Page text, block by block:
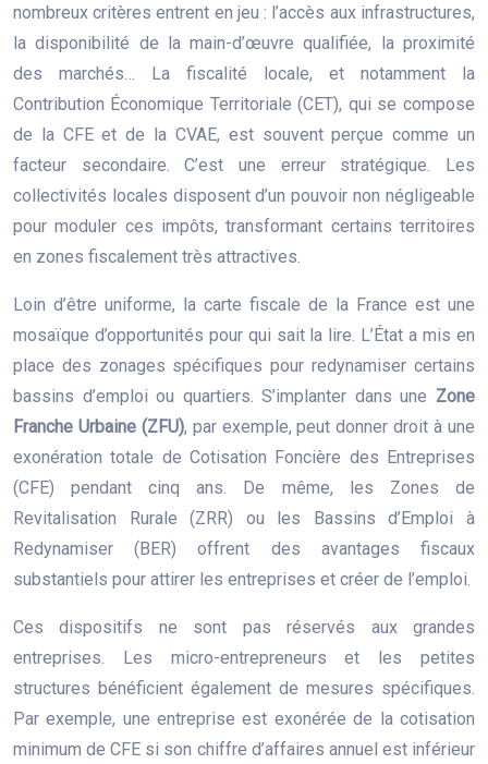
nombreux critères entrent en jeu : l’accès aux infrastructures,
la disponibilité de la main-d’œuvre qualifiée, la proximité
des marchés… La fiscalité locale, et notamment la
Contribution Économique Territoriale (CET), qui se compose
de la CFE et de la CVAE, est souvent perçue comme un
facteur secondaire. C’est une erreur stratégique. Les
collectivités locales disposent d’un pouvoir non négligeable
pour moduler ces impôts, transformant certains territoires
en zones fiscalement très attractives.
Loin d’être uniforme, la carte fiscale de la France est une
mosaïque d’opportunités pour qui sait la lire. L’État a mis en
place des zonages spécifiques pour redynamiser certains
bassins d’emploi ou quartiers. S’implanter dans une Zone
Franche Urbaine (ZFU), par exemple, peut donner droit à une
exonération totale de Cotisation Foncière des Entreprises
(CFE) pendant cinq ans. De même, les Zones de
Revitalisation Rurale (ZRR) ou les Bassins d’Emploi à
Redynamiser (BER) offrent des avantages fiscaux
substantiels pour attirer les entreprises et créer de l’emploi.
Ces dispositifs ne sont pas réservés aux grandes
entreprises. Les micro-entrepreneurs et les petites
structures bénéficient également de mesures spécifiques.
Par exemple, une entreprise est exonérée de la cotisation
minimum de CFE si son chiffre d’affaires annuel est inférieur